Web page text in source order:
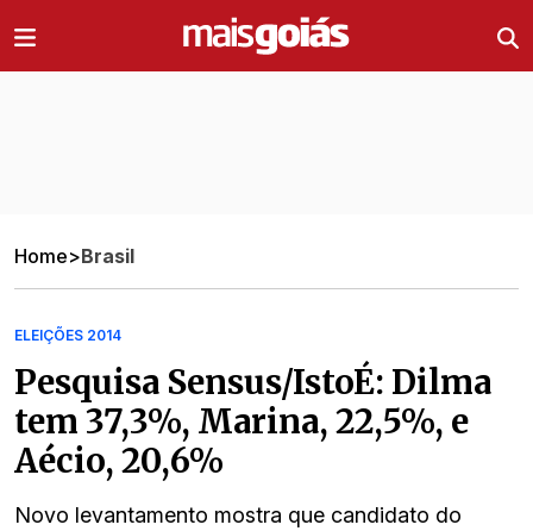
Home>Brasil
ELEIÇÕES 2014
Pesquisa Sensus/IstoÉ: Dilma
tem 37,3%, Marina, 22,5%, e
Aécio, 20,6%
Novo levantamento mostra que candidato do